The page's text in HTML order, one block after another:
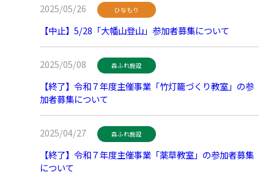
2025/05/26 ひなもり
【中止】5/28「大幡山登山」参加者募集について
2025/05/08 森ふれ施設
【終了】令和７年度主催事業「竹灯籠づくり教室」の参
加者募集について
2025/04/27 森ふれ施設
【終了】令和７年度主催事業「薬草教室」の参加者募集
について